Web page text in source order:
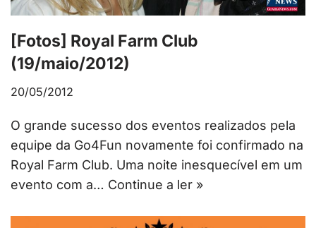
[Fotos] Royal Farm Club
(19/maio/2012)
20/05/2012
O grande sucesso dos eventos realizados pela
equipe da Go4Fun novamente foi confirmado na
Royal Farm Club. Uma noite inesquecível em um
evento com a… Continue a ler »